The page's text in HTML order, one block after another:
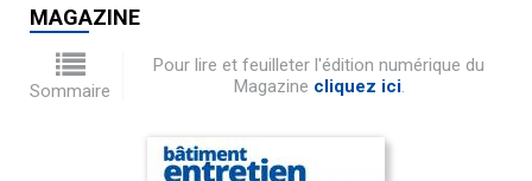
MAGAZINE
Sommaire
Pour lire et feuilleter l'édition numérique du
Magazine cliquez ici.